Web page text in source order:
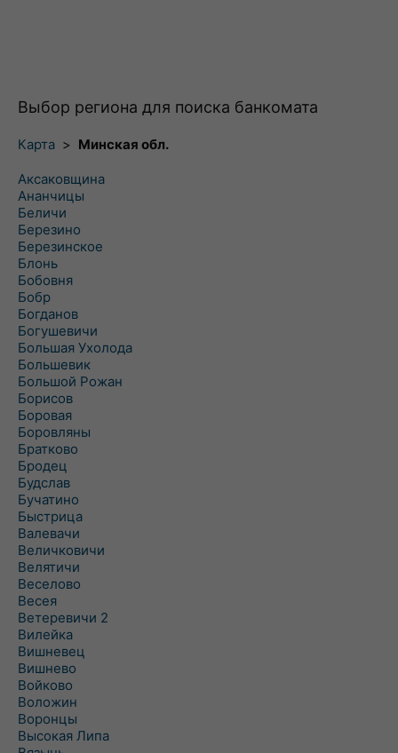
Выбор региона для поиска банкомата
Карта > Минская обл.
Аксаковщина
Ананчицы
Беличи
Березино
Березинское
Блонь
Бобовня
Бобр
Богданов
Богушевичи
Большая Ухолода
Большевик
Большой Рожан
Борисов
Боровая
Боровляны
Братково
Бродец
Будслав
Бучатино
Быстрица
Валевачи
Величковичи
Велятичи
Веселово
Весея
Ветеревичи 2
Вилейка
Вишневец
Вишнево
Войково
Воложин
Воронцы
Высокая Липа